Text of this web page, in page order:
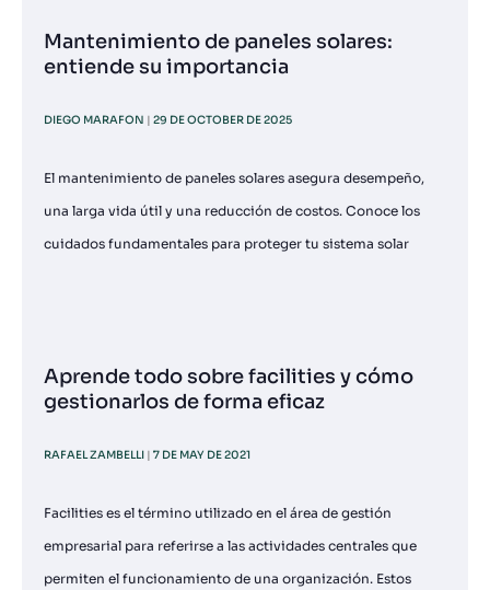
Mantenimiento de paneles solares:
entiende su importancia
DIEGO MARAFON 29 DE OCTOBER DE 2025
El mantenimiento de paneles solares asegura desempeño,
una larga vida útil y una reducción de costos. Conoce los
cuidados fundamentales para proteger tu sistema solar
Aprende todo sobre facilities y cómo
gestionarlos de forma eficaz
RAFAEL ZAMBELLI 7 DE MAY DE 2021
Facilities es el término utilizado en el área de gestión
empresarial para referirse a las actividades centrales que
permiten el funcionamiento de una organización. Estos